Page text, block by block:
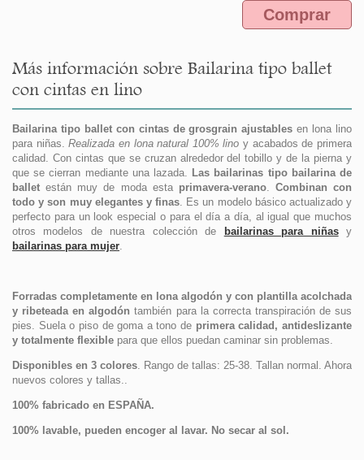
Comprar
Más información sobre Bailarina tipo ballet
con cintas en lino
Bailarina tipo ballet con cintas de grosgrain ajustablesen lona lino
para niñas.Realizada en lona natural 100% linoy acabados de primera
calidad. Con cintas que se cruzan alrededor del tobillo y de la pierna y
que se cierran mediante una lazada. Las bailarinas tipo bailarina de
ballet están muy de moda esta primavera-verano. Combinan con
todo y son muy elegantes y finas. Es un modelo básico actualizado y
perfecto para un look especial o para el día a día, al igual que muchos
otros modelos de nuestra colección de
bailarinas para niñasy
bailarinas para mujer.
Forradas completamente en lona algodón y con plantilla acolchada
y ribeteada en algodón también para la correcta transpiración de sus
pies. Suela o piso de goma a tono de primera calidad, antideslizante
y totalmente flexible para que ellos puedan caminar sin problemas.
Disponibles en 3 colores. Rango de tallas: 25-38. Tallan normal. Ahora
nuevos colores y tallas..
100% fabricado en ESPAÑA.
100% lavable, pueden encoger al lavar. No secar al sol.